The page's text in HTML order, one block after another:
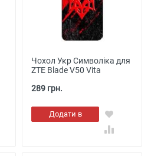
Чохол Укр Символіка для
ZTE Blade V50 Vita
289 грн.
Додати в
кошик